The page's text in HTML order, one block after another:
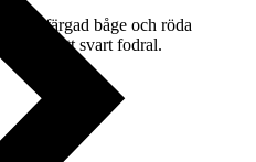
guldfärgad båge och röda
med ett svart fodral.